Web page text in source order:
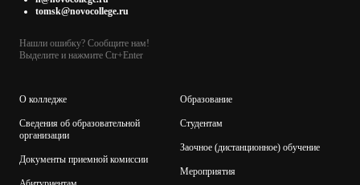
tomsk@novocollege.ru
Нашли ошибку? Сообщите нам!
Выделите и нажмите Ctr+Enter
О колледже
Сведения об образовательной
организации
Документы приемной комиссии
Образование
Студентам
Заочное (дистанционное) обучение
Мероприятия